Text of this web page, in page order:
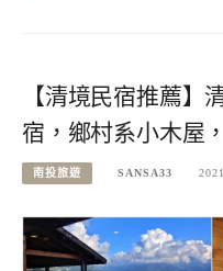
【清境民宿推薦】
宿，鄉村系小木屋
南投旅遊 SANSA33